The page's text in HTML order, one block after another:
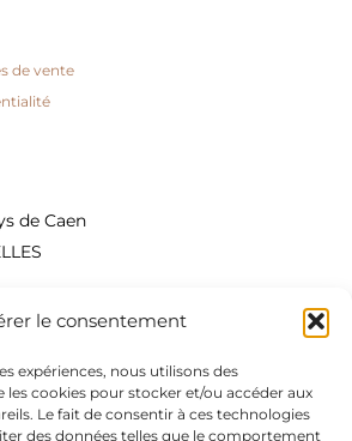
le consentement
expériences, nous utilisons des
les cookies pour stocker et/ou accéder aux
Le fait de consentir à ces technologies
des données telles que le comportement
de vente
de Caen
humaine, concepteur et